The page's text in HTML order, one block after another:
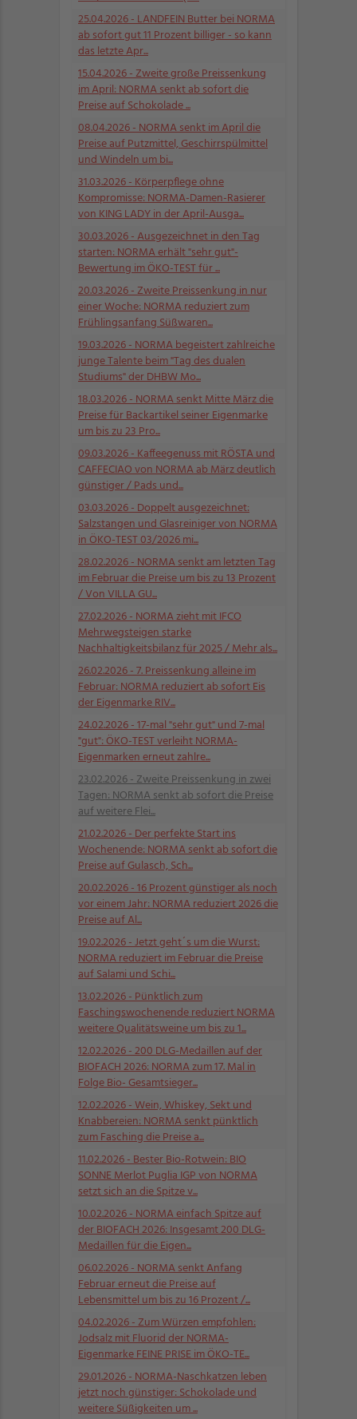
25.04.2026- LANDFEIN Butter bei NORMA
ab sofort gut 11 Prozent billiger - so kann
das letzte Apr...
15.04.2026- Zweite große Preissenkung
im April: NORMA senkt ab sofort die
Preise auf Schokolade ...
08.04.2026- NORMA senkt im April die
Preise auf Putzmittel, Geschirrspülmittel
und Windeln um bi...
31.03.2026- Körperpflege ohne
Kompromisse: NORMA-Damen-Rasierer
von KING LADY in der April-Ausga...
30.03.2026- Ausgezeichnet in den Tag
starten: NORMA erhält "sehr gut"-
Bewertung im ÖKO-TEST für ...
20.03.2026- Zweite Preissenkung in nur
einer Woche: NORMA reduziert zum
Frühlingsanfang Süßwaren...
19.03.2026- NORMA begeistert zahlreiche
junge Talente beim "Tag des dualen
Studiums" der DHBW Mo...
18.03.2026- NORMA senkt Mitte März die
Preise für Backartikel seiner Eigenmarke
um bis zu 23 Pro...
09.03.2026- Kaffeegenuss mit RÖSTA und
CAFFECIAO von NORMA ab März deutlich
günstiger / Pads und...
03.03.2026- Doppelt ausgezeichnet:
Salzstangen und Glasreiniger von NORMA
in ÖKO-TEST 03/2026 mi...
28.02.2026- NORMA senkt am letzten Tag
im Februar die Preise um bis zu 13 Prozent
/ Von VILLA GU...
27.02.2026- NORMA zieht mit IFCO
Mehrwegsteigen starke
Nachhaltigkeitsbilanz für 2025 / Mehr als...
26.02.2026- 7. Preissenkung alleine im
Februar: NORMA reduziert ab sofort Eis
der Eigenmarke RIV...
24.02.2026- 17-mal "sehr gut" und 7-mal
"gut": ÖKO-TEST verleiht NORMA-
Eigenmarken erneut zahlre...
23.02.2026- Zweite Preissenkung in zwei
Tagen: NORMA senkt ab sofort die Preise
auf weitere Flei...
21.02.2026- Der perfekte Start ins
Wochenende: NORMA senkt ab sofort die
Preise auf Gulasch, Sch...
20.02.2026- 16 Prozent günstiger als noch
vor einem Jahr: NORMA reduziert 2026 die
Preise auf Al...
19.02.2026- Jetzt geht´s um die Wurst:
NORMA reduziert im Februar die Preise
auf Salami und Schi...
13.02.2026- Pünktlich zum
Faschingswochenende reduziert NORMA
weitere Qualitätsweine um bis zu 1...
12.02.2026- 200 DLG-Medaillen auf der
BIOFACH 2026: NORMA zum 17. Mal in
Folge Bio- Gesamtsieger...
12.02.2026- Wein, Whiskey, Sekt und
Knabbereien: NORMA senkt pünktlich
zum Fasching die Preise a...
11.02.2026- Bester Bio-Rotwein: BIO
SONNE Merlot Puglia IGP von NORMA
setzt sich an die Spitze v...
10.02.2026- NORMA einfach Spitze auf
der BIOFACH 2026: Insgesamt 200 DLG-
Medaillen für die Eigen...
06.02.2026- NORMA senkt Anfang
Februar erneut die Preise auf
Lebensmittel um bis zu 16 Prozent /...
04.02.2026- Zum Würzen empfohlen:
Jodsalz mit Fluorid der NORMA-
Eigenmarke FEINE PRISE im ÖKO-TE...
29.01.2026- NORMA-Naschkatzen leben
jetzt noch günstiger: Schokolade und
weitere Süßigkeiten um ...